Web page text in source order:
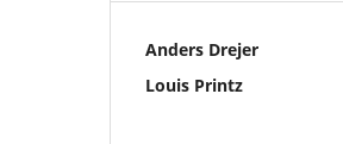
Anders Drejer
Louis Printz